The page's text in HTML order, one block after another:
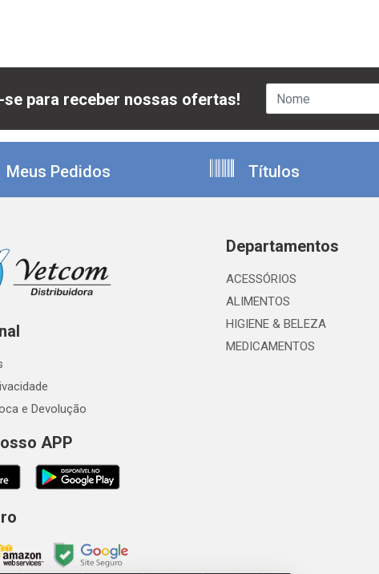
para receber nossas ofertas!
Meus Pedidos Títulos
e Devolução
APP
Departamentos
ACESSÓRIOS
ALIMENTOS
HIGIENE & BELEZA
MEDICAMENTOS